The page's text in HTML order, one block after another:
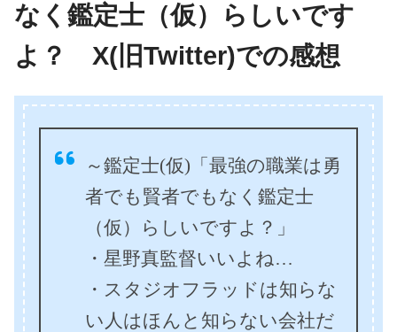
なく鑑定士（仮）らしいです
よ？ X(旧Twitter)での感想
～鑑定士(仮)「最強の職業は勇
者でも賢者でもなく鑑定士
（仮）らしいですよ？」
・星野真監督いいよね…
・スタジオフラッドは知らな
い人はほんと知らない会社だ